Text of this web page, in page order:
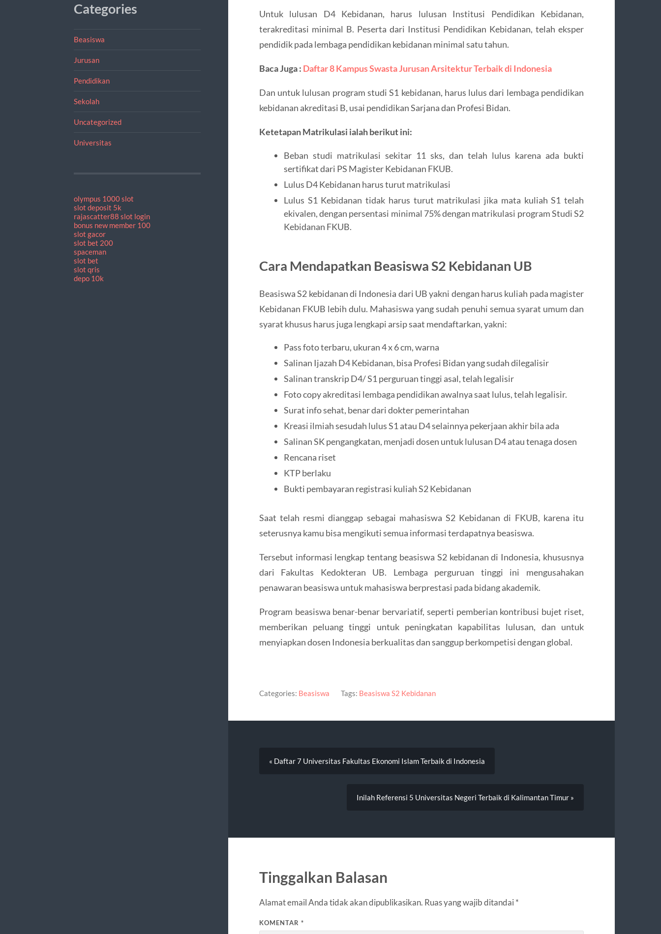
Categories
Beasiswa
Jurusan
Pendidikan
Sekolah
Uncategorized
Universitas
olympus 1000 slot
slot deposit 5k
rajascatter88 slot login
bonus new member 100
slot gacor
slot bet 200
spaceman
slot bet
slot qris
depo 10k
Untuk lulusan D4 Kebidanan, harus lulusan Institusi Pendidikan Kebidanan,
terakreditasi minimal B. Peserta dari Institusi Pendidikan Kebidanan, telah eksper
pendidik pada lembaga pendidikan kebidanan minimal satu tahun.
Baca Juga : Daftar 8 Kampus Swasta Jurusan Arsitektur Terbaik di Indonesia
Dan untuk lulusan program studi S1 kebidanan, harus lulus dari lembaga pendidikan
kebidanan akreditasi B, usai pendidikan Sarjana dan Profesi Bidan.
Ketetapan Matrikulasi ialah berikut ini:
Beban studi matrikulasi sekitar 11 sks, dan telah lulus karena ada bukti
sertifikat dari PS Magister Kebidanan FKUB.
Lulus D4 Kebidanan harus turut matrikulasi
Lulus S1 Kebidanan tidak harus turut matrikulasi jika mata kuliah S1 telah
ekivalen, dengan persentasi minimal 75% dengan matrikulasi program Studi S2
Kebidanan FKUB.
Cara Mendapatkan Beasiswa S2 Kebidanan UB
Beasiswa S2 kebidanan di Indonesia dari UB yakni dengan harus kuliah pada magister
Kebidanan FKUB lebih dulu. Mahasiswa yang sudah penuhi semua syarat umum dan
syarat khusus harus juga lengkapi arsip saat mendaftarkan, yakni:
Pass foto terbaru, ukuran 4 x 6 cm, warna
Salinan Ijazah D4 Kebidanan, bisa Profesi Bidan yang sudah dilegalisir
Salinan transkrip D4/ S1 perguruan tinggi asal, telah legalisir
Foto copy akreditasi lembaga pendidikan awalnya saat lulus, telah legalisir.
Surat info sehat, benar dari dokter pemerintahan
Kreasi ilmiah sesudah lulus S1 atau D4 selainnya pekerjaan akhir bila ada
Salinan SK pengangkatan, menjadi dosen untuk lulusan D4 atau tenaga dosen
Rencana riset
KTP berlaku
Bukti pembayaran registrasi kuliah S2 Kebidanan
Saat telah resmi dianggap sebagai mahasiswa S2 Kebidanan di FKUB, karena itu
seterusnya kamu bisa mengikuti semua informasi terdapatnya beasiswa.
Tersebut informasi lengkap tentang beasiswa S2 kebidanan di Indonesia, khususnya
dari Fakultas Kedokteran UB. Lembaga perguruan tinggi ini mengusahakan
penawaran beasiswa untuk mahasiswa berprestasi pada bidang akademik.
Program beasiswa benar-benar bervariatif, seperti pemberian kontribusi bujet riset,
memberikan peluang tinggi untuk peningkatan kapabilitas lulusan, dan untuk
menyiapkan dosen Indonesia berkualitas dan sanggup berkompetisi dengan global.
Categories: Beasiswa Tags: Beasiswa S2 Kebidanan
« Daftar 7 Universitas Fakultas Ekonomi Islam Terbaik di Indonesia
Inilah Referensi 5 Universitas Negeri Terbaik di Kalimantan Timur »
Tinggalkan Balasan
Alamat email Anda tidak akan dipublikasikan. Ruas yang wajib ditandai *
KOMENTAR *